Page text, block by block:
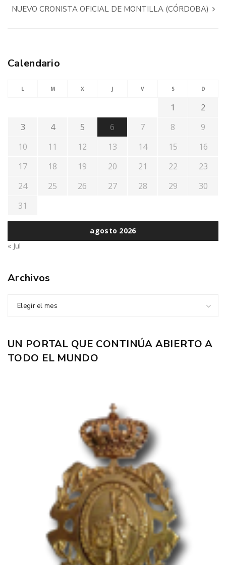
NUEVO CRONISTA OFICIAL DE MONTILLA (CÓRDOBA)
Calendario
agosto 2026
L M X J V S D
1
2
3
4 5 6 7 8
9
10
11 12 13 14 15
16
17
18 19 20 21 22
23
24
25 26 27 28 29
30
31
« Jul
Archivos
Elegir el mes
UN PORTAL QUE CONTINÚA ABIERTO A
TODO EL MUNDO